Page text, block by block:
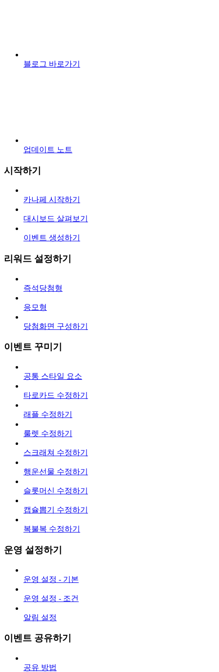
블로그 바로가기
업데이트 노트
시작하기
카나페 시작하기
대시보드 살펴보기
이벤트 생성하기
리워드 설정하기
즉석당첨형
응모형
당첨화면 구성하기
이벤트 꾸미기
공통 스타일 요소
타로카드 수정하기
래플 수정하기
룰렛 수정하기
스크래쳐 수정하기
행운선물 수정하기
슬롯머신 수정하기
캡슐뽑기 수정하기
복불복 수정하기
운영 설정하기
운영 설정 - 기본
운영 설정 - 조건
알림 설정
이벤트 공유하기
공유 방법